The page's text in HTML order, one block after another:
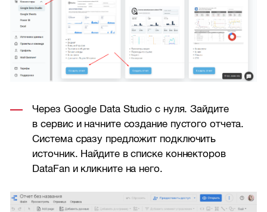
Через Google Data Studio с нуля. Зайдите
в сервис и начните создание пустого отчета.
Система сразу предложит подключить
источник. Найдите в списке коннекторов
DataFan и кликните на него.